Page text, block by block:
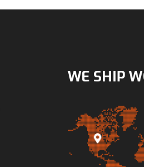
WE SHIP